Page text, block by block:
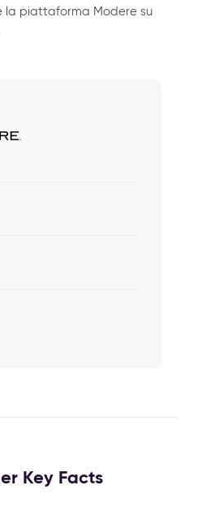
la piattaforma Modere su
Key Facts